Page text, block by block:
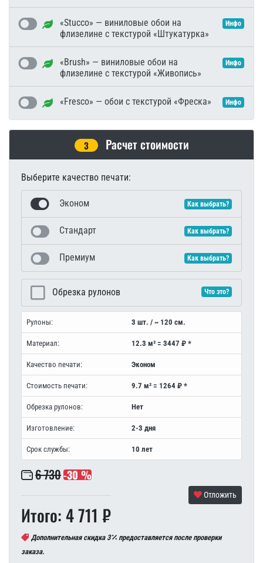
«Stucco» — виниловые обои на
флизелине с текстурой «Штукатурка»
Инфо
«Brush» — виниловые обои на
флизелине с текстурой «Живопись»
Инфо
«Fresco» — обои с текстурой «Фреска» Инфо
3 Расчет стоимости
Выберите качество печати:
Эконом Как выбрать?
Стандарт Как выбрать?
Премиум Как выбрать?
Обрезка рулонов Что это?
Рулоны: 3 шт. / ~ 120 см.
Материал: 12.3 м² = 3447 ₽ *
Качество печати: Эконом
Стоимость печати: 9.7 м² = 1264 ₽ *
Обрезка рулонов: Нет
Изготовление: 2-3 дня
Срок службы: 10 лет
6 730-30 %
Итого: 4 711 ₽
Отложить
Дополнительная скидка 3
предоставляется после проверки
заказа.